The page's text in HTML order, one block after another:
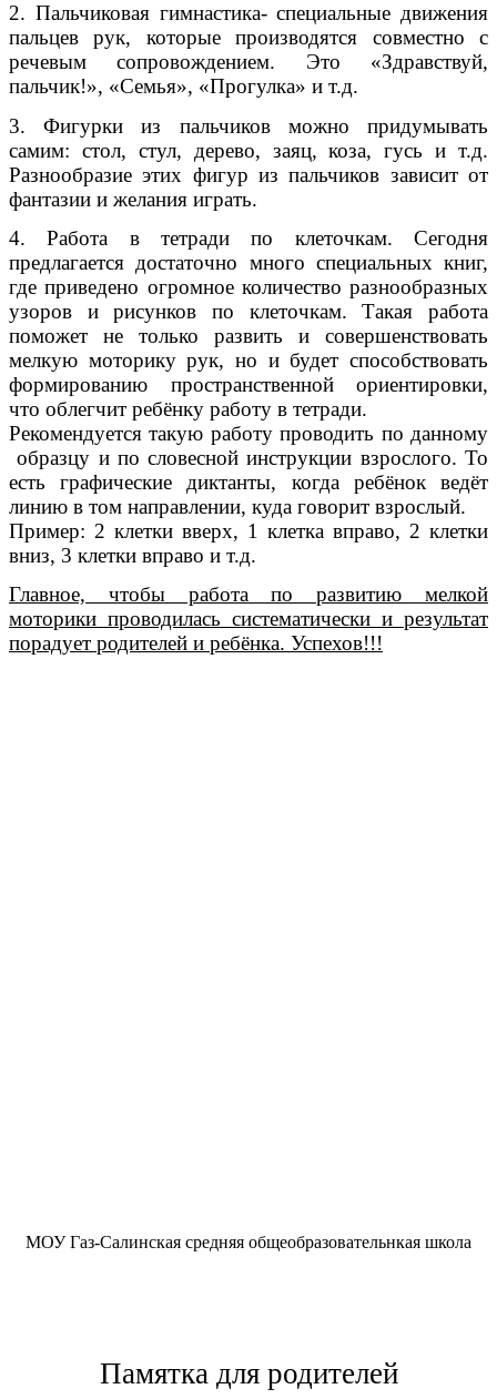
2. Пальчиковая гимнастика- специальные движения
пальцев рук, которые производятся совместно с
речевым сопровождением. Это «Здравствуй,
пальчик!», «Семья», «Прогулка» и т.д.
3. Фигурки из пальчиков можно придумывать
самим: стол, стул, дерево, заяц, коза, гусь и т.д.
Разнообразие этих фигур из пальчиков зависит от
фантазии и желания играть.
4. Работа в тетради по клеточкам. Сегодня
предлагается достаточно много специальных книг,
где приведено огромное количество разнообразных
узоров и рисунков по клеточкам. Такая работа
поможет не только развить и совершенствовать
мелкую моторику рук, но и будет способствовать
формированию пространственной ориентировки,
что облегчит ребёнку работу в тетради.
Рекомендуется такую работу проводить по данному
образцу и по словесной инструкции взрослого. То
есть графические диктанты, когда ребёнок ведёт
линию в том направлении, куда говорит взрослый.
Пример: 2 клетки вверх, 1 клетка вправо, 2 клетки
вниз, 3 клетки вправо и т.д.
Главное, чтобы работа по развитию мелкой
моторики проводилась систематически и результат
порадует родителей и ребёнка. Успехов!!!
МОУ Газ-Салинская средняя общеобразовательнкая школа
Памятка для родителей